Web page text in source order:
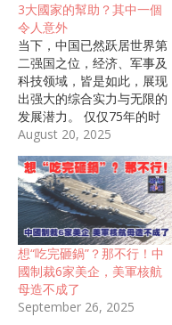
3大國家的幫助？其中一個
令人意外
当下，中国已然跃居世界第
二强国之位，经济、军事及
科技领域，皆是如此，展现
出强大的综合实力与无限的
发展潜力。 仅仅75年的时
间，我们就让一个一穷二白
的旧中国，重新屹立于中国
的东方。 这一路走来，我们
自身的努力是显而易见的。
但是，光强调我们的努力，
也是不客观的。 我们的崛
起，和其他的三个国家有着
非常紧密的联系。 到底是哪
三个国家呢？我们来一一盘
点。 第一个国家：苏联及俄
罗斯。 苏联在1991年解
August 20, 2025
想“吃完砸鍋”？那不行！中
國制裁6家美企，美軍核航
母造不成了
September 26, 2025